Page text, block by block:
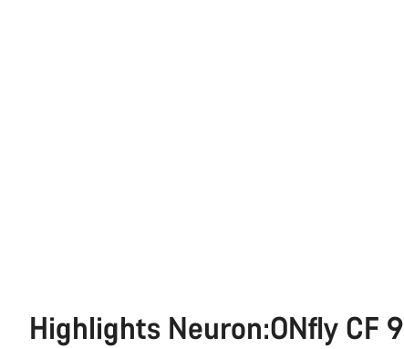
Highlights Neuron:ONfly CF 9